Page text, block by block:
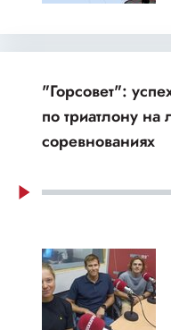
"Горсовет":
по триатлону
соревнованиях